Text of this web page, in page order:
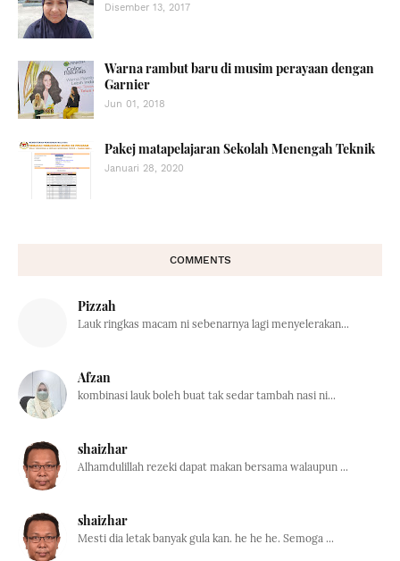
Disember 13, 2017
Warna rambut baru di musim perayaan dengan
Garnier
Jun 01, 2018
Pakej matapelajaran Sekolah Menengah Teknik
Januari 28, 2020
COMMENTS
Pizzah
Lauk ringkas macam ni sebenarnya lagi menyelerakan...
Afzan
kombinasi lauk boleh buat tak sedar tambah nasi ni...
shaizhar
Alhamdulillah rezeki dapat makan bersama walaupun ...
shaizhar
Mesti dia letak banyak gula kan. he he he. Semoga ...